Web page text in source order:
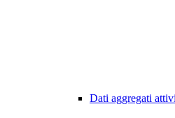
Dati aggregati